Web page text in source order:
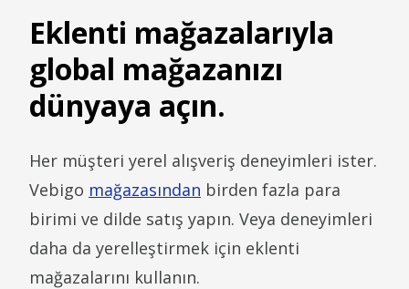
Eklenti mağazalarıyla
global mağazanızı
dünyaya açın.
Her müşteri yerel alışveriş deneyimleri ister.
Vebigo mağazasından birden fazla para
birimi ve dilde satış yapın. Veya deneyimleri
daha da yerelleştirmek için eklenti
mağazalarını kullanın.